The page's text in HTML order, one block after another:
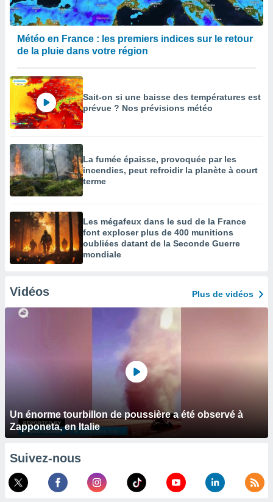
Météo en France : les premiers indices sur le retour
de la pluie dans votre région
Sait-on si une baisse des températures est
prévue ? Nos prévisions météo
La fumée épaisse, provoquée par les
incendies, peut refroidir la planète à court
terme
Les mégafeux dans le sud de la France
font exploser plus de 400 munitions
oubliées datant de la Seconde Guerre
mondiale
Vidéos Plus de vidéos
Un énorme tourbillon de poussière a été observé à
Zapponeta, en Italie
Suivez-nous